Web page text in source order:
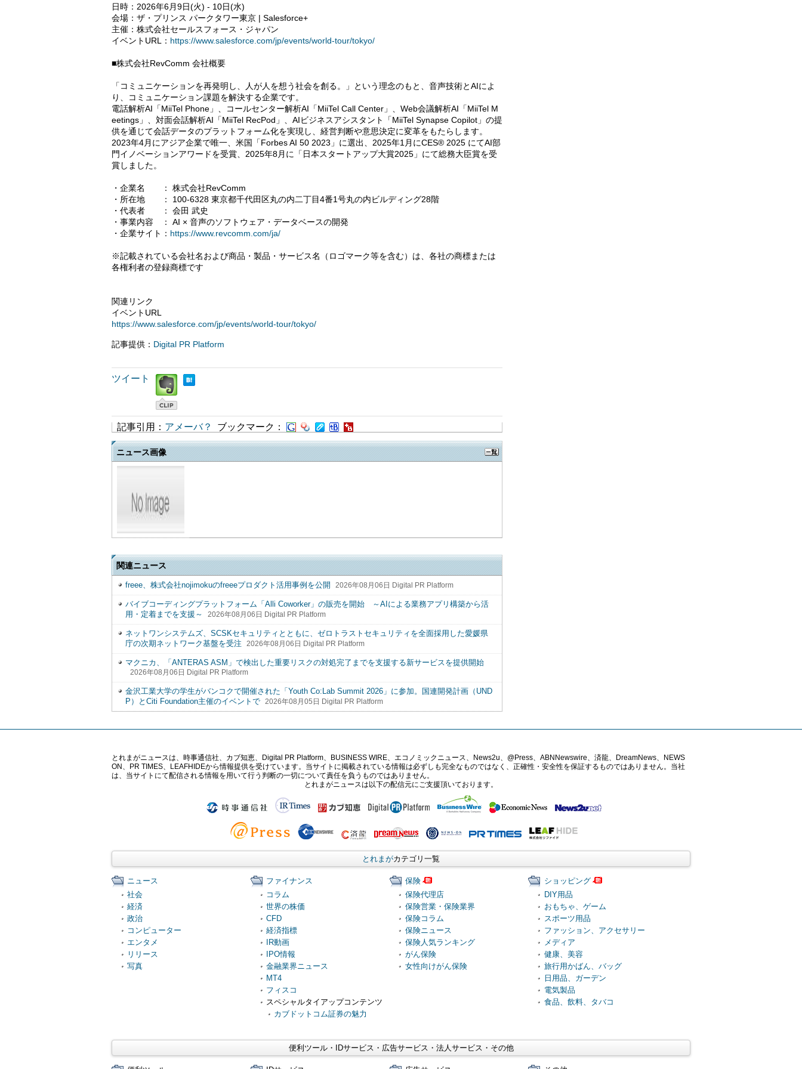
日時：2026年6月9日(火) - 10日(水)
会場：ザ・プリンス パークタワー東京 | Salesforce+
主催：株式会社セールスフォース・ジャパン
イベントURL： https://www.salesforce.com/jp/events/world-tour/tokyo/
■株式会社RevComm 会社概要
「コミュニケーションを再発明し、人が人を想う社会を創る。」という理念のもと、音声技術とAIによ
り、コミュニケーション課題を解決する企業です。
電話解析AI「MiiTel Phone」、コールセンター解析AI「MiiTel Call Center」、Web会議解析AI「MiiTel M
eetings」、対面会話解析AI「MiiTel RecPod」、AIビジネスアシスタント「MiiTel Synapse Copilot」の提
供を通じて会話データのプラットフォーム化を実現し、経営判断や意思決定に変革をもたらします。
2023年4月にアジア企業で唯一、米国「Forbes AI 50 2023」に選出、2025年1月にCES® 2025 にてAI部
門イノベーションアワードを受賞、2025年8月に「日本スタートアップ大賞2025」にて総務大臣賞を受
賞しました。
・企業名 ： 株式会社RevComm
・所在地 ： 100-6328 東京都千代田区丸の内二丁目4番1号丸の内ビルディング28階
・代表者 ： 会田 武史
・事業内容 ： AI × 音声のソフトウェア・データベースの開発
・企業サイト： https://www.revcomm.com/ja/
※記載されている会社名および商品・製品・サービス名（ロゴマーク等を含む）は、各社の商標または
各権利者の登録商標です
関連リンク
イベントURL
https://www.salesforce.com/jp/events/world-tour/tokyo/
記事提供： Digital PR Platform
ツイート
記事引用： アメーバ？ ブックマーク：
ニュース画像
関連ニュース
freee、株式会社nojimokuのfreeeプロダクト活用事例を公開 2026年08月06日 Digital PR Platform
バイブコーディングプラットフォーム「Alli Coworker」の販売を開始 ～AIによる業務アプリ構築から活
用・定着までを支援～
2026年08月06日 Digital PR Platform
ネットワンシステムズ、SCSKセキュリティとともに、ゼロトラストセキュリティを全面採用した愛媛県
庁の次期ネットワーク基盤を受注
2026年08月06日 Digital PR Platform
マクニカ、「ANTERAS ASM」で検出した重要リスクの対処完了までを支援する新サービスを提供開始
2026年08月06日 Digital PR Platform
金沢工業大学の学生がバンコクで開催された「Youth Co:Lab Summit 2026」に参加。国連開発計画（UND
P）とCiti Foundation主催のイベントで
2026年08月05日 Digital PR Platform
とれまがニュースは、時事通信社、カブ知恵、Digital PR Platform、BUSINESS WIRE、エコノミックニュース、News2u、@Press、ABNNewswire、済龍、DreamNews、NEWS
ON、PR TIMES、LEAFHIDEから情報提供を受けています。当サイトに掲載されている情報は必ずしも完全なものではなく、正確性・安全性を保証するものではありません。当社
は、当サイトにて配信される情報を用いて行う判断の一切について責任を負うものではありません。
とれまがニュースは以下の配信元にご支援頂いております。
とれまがカテゴリ一覧
ニュース
社会
経済
政治
コンピューター
エンタメ
リリース
写真
ファイナンス
コラム
世界の株価
CFD
経済指標
IR動画
IPO情報
金融業界ニュース
MT4
フィスコ
スペシャルタイアップコンテンツ
カブドットコム証券の魅力
保険
保険代理店
保険営業・保険業界
保険コラム
保険ニュース
保険人気ランキング
がん保険
女性向けがん保険
ショッピング
DIY用品
おもちゃ、ゲーム
スポーツ用品
ファッション、アクセサリー
メディア
健康、美容
旅行用かばん、バッグ
日用品、ガーデン
電気製品
食品、飲料、タバコ
便利ツール・IDサービス・広告サービス・法人サービス・その他